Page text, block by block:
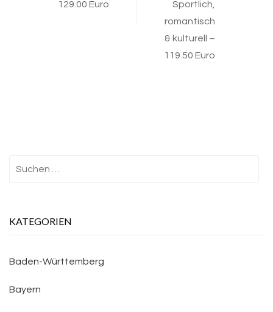
129.00 Euro
Sportlich,
romantisch
& kulturell –
119.50 Euro
KATEGORIEN
Baden-Württemberg
Bayern